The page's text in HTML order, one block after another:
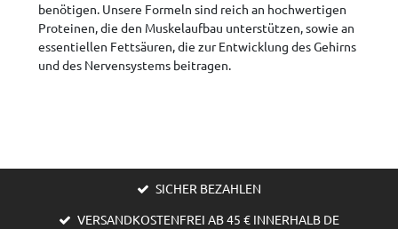
benötigen. Unsere Formeln sind reich an hochwertigen
Proteinen, die den Muskelaufbau unterstützen, sowie an
essentiellen Fettsäuren, die zur Entwicklung des Gehirns
und des Nervensystems beitragen.
SICHER BEZAHLEN
VERSANDKOSTENFREI AB 45 € INNERHALB DE